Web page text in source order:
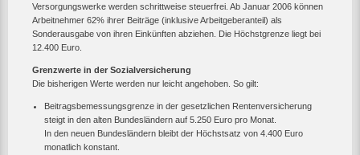
Versorgungswerke werden schrittweise steuerfrei. Ab Januar 2006 können
Arbeitnehmer 62% ihrer Beiträge (inklusive Arbeitgeberanteil) als
Sonderausgabe von ihren Einkünften abziehen. Die Höchstgrenze liegt bei
12.400 Euro.
Grenzwerte in der Sozialversicherung
Die bisherigen Werte werden nur leicht angehoben. So gilt:
Beitragsbemessungsgrenze in der gesetzlichen Rentenversicherung
steigt in den alten Bundesländern auf 5.250 Euro pro Monat.
In den neuen Bundesländern bleibt der Höchstsatz von 4.400 Euro
monatlich konstant.